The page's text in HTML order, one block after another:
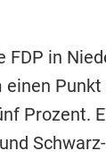
FDP in
Prozent.